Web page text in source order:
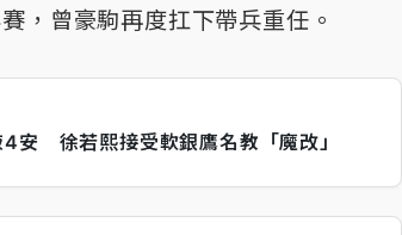
，曾豪駒再度扛下帶兵重任。
安 徐若熙接受軟銀鷹名教「魔改」